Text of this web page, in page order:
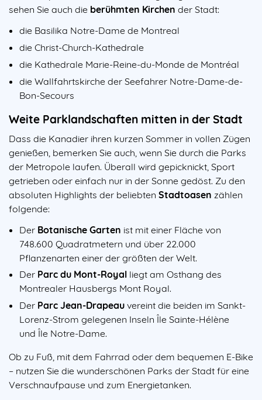
sehen Sie auch die berühmten Kirchen der Stadt:
die Basilika Notre-Dame de Montreal
die Christ-Church-Kathedrale
die Kathedrale Marie-Reine-du-Monde de Montréal
die Wallfahrtskirche der Seefahrer Notre-Dame-de-
Bon-Secours
Weite Parklandschaften mitten in der Stadt
Dass die Kanadier ihren kurzen Sommer in vollen Zügen
genießen, bemerken Sie auch, wenn Sie durch die Parks
der Metropole laufen. Überall wird gepicknickt, Sport
getrieben oder einfach nur in der Sonne gedöst. Zu den
absoluten Highlights der beliebten Stadtoasen zählen
folgende:
Der Botanische Garten ist mit einer Fläche von
748.600 Quadratmetern und über 22.000
Pflanzenarten einer der größten der Welt.
Der Parc du Mont-Royal liegt am Osthang des
Montrealer Hausbergs Mont Royal.
Der Parc Jean-Drapeau vereint die beiden im Sankt-
Lorenz-Strom gelegenen Inseln Île Sainte-Hélène
und Île Notre-Dame.
Ob zu Fuß, mit dem Fahrrad oder dem bequemen E-Bike
– nutzen Sie die wunderschönen Parks der Stadt für eine
Verschnaufpause und zum Energietanken.